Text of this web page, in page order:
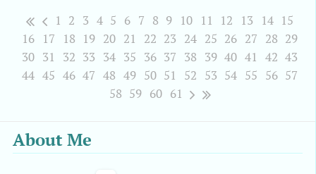
1 2 3 4 5 6 7 8 9 10 11 12 13 14 15
16 17 18 19 20 21 22 23 24 25 26 27 28 29
30 31 32 33 34 35 36 37 38 39 40 41 42 43
44 45 46 47 48 49 50 51 52 53 54 55 56 57
58 59 60 61
About Me